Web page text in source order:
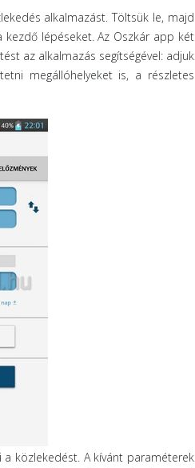
alkalmazást. Töltsük le, majd
kezdő lépéseket. Az Oszkár app két
az alkalmazás segítségével: adjuk
megállóhelyeket is, a részletes
közlekedést. A kívánt paraméterek